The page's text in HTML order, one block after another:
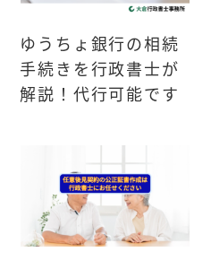
ゆうちょ銀行の相続
手続きを行政書士が
解説！代行可能です